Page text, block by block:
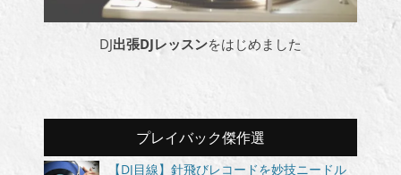
DJ出張DJレッスンをはじめました
プレイバック傑作選
【DJ目線】針飛びレコードを妙技ニードル